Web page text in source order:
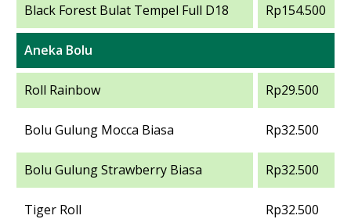
Black Forest Bulat Tempel Full D18 Rp154.500
Aneka Bolu
Roll Rainbow Rp29.500
Bolu Gulung Mocca Biasa Rp32.500
Bolu Gulung Strawberry Biasa Rp32.500
Tiger Roll Rp32.500